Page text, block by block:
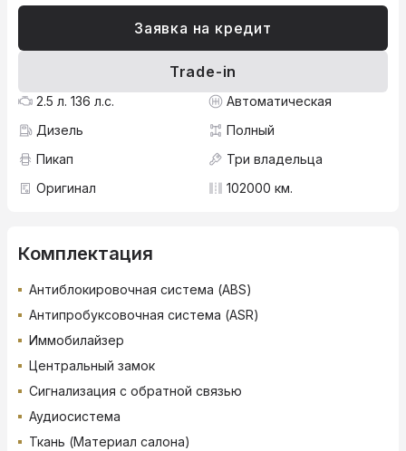
Заявка на кредит
Trade-in
2.5 л. 136 л.с.
Автоматическая
Дизель
Полный
Пикап
Три владельца
Оригинал
102000 км.
Комплектация
Антиблокировочная система (ABS)
Антипробуксовочная система (ASR)
Иммобилайзер
Центральный замок
Сигнализация с обратной связью
Аудиосистема
Ткань (Материал салона)